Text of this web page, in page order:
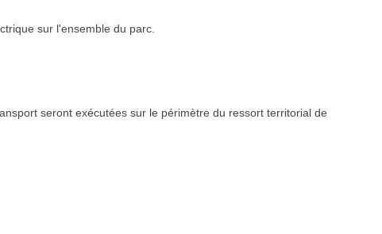
sur l'ensemble du parc.
seront exécutées sur le périmètre du ressort territorial de